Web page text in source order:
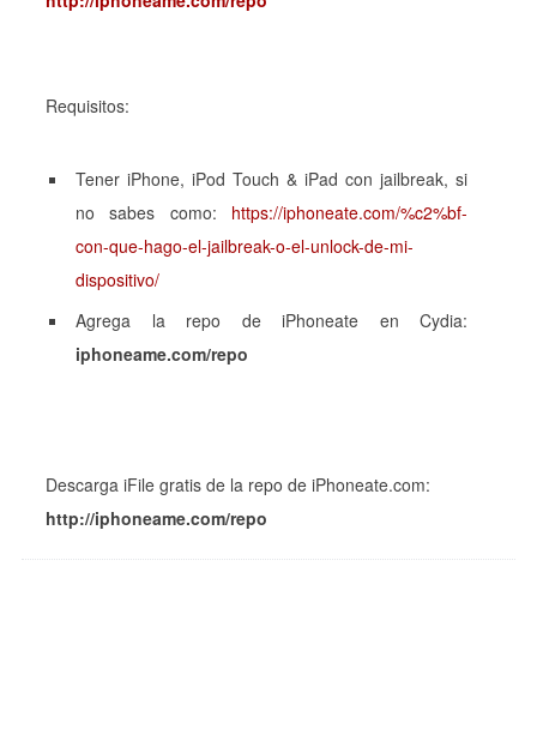
Requisitos:
Tener iPhone, iPod Touch & iPad con jailbreak, si
no sabes como: https://iphoneate.com/%c2%bf-
con-que-hago-el-jailbreak-o-el-unlock-de-mi-
dispositivo/
Agrega la repo de iPhoneate en Cydia:
iphoneame.com/repo
Descarga iFile gratis de la repo de iPhoneate.com:
http://iphoneame.com/repo